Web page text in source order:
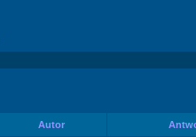
Autor